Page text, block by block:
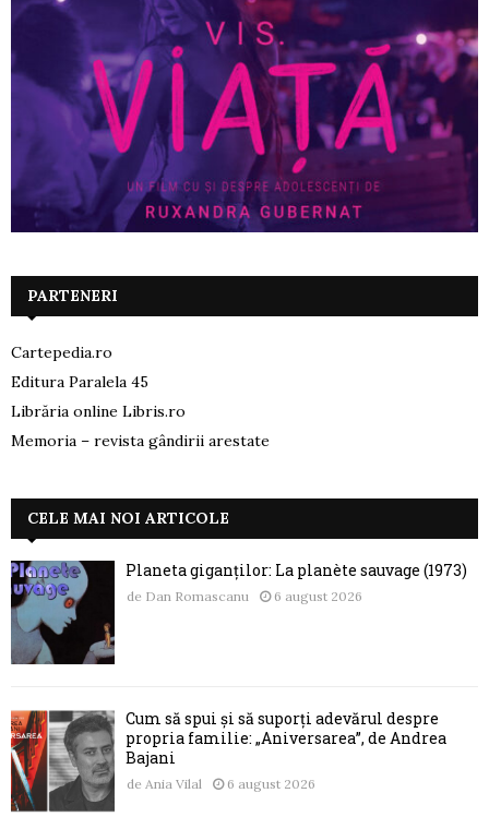
PARTENERI
Cartepedia.ro
Editura Paralela 45
Librăria online Libris.ro
Memoria – revista gândirii arestate
CELE MAI NOI ARTICOLE
Planeta giganților: La planète sauvage (1973)
de Dan Romascanu 6 august 2026
Cum să spui și să suporți adevărul despre
propria familie: „Aniversarea”, de Andrea
Bajani
de Ania Vilal 6 august 2026